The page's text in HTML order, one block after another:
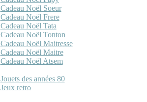
Cadeau Noël Soeur
Cadeau Noël Frere
Cadeau Noël Tata
Cadeau Noël Tonton
Cadeau Noël Maitresse
Cadeau Noël Maitre
Cadeau Noël Atsem
Jouets des années 80
Jeux retro